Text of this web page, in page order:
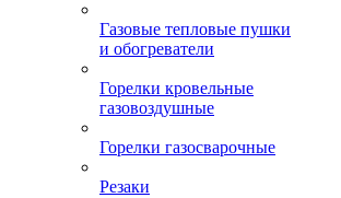
Газовые тепловые пушки
и обогреватели
Горелки кровельные
газовоздушные
Горелки газосварочные
Резаки